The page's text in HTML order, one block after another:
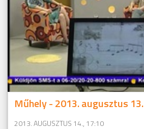
Műhely - 2013. augusztus 13.
2013. AUGUSZTUS 14., 17:10